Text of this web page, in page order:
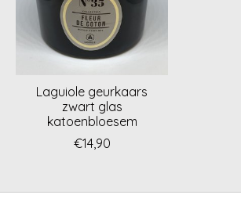
Laguiole geurkaars
zwart glas
katoenbloesem
€14,90